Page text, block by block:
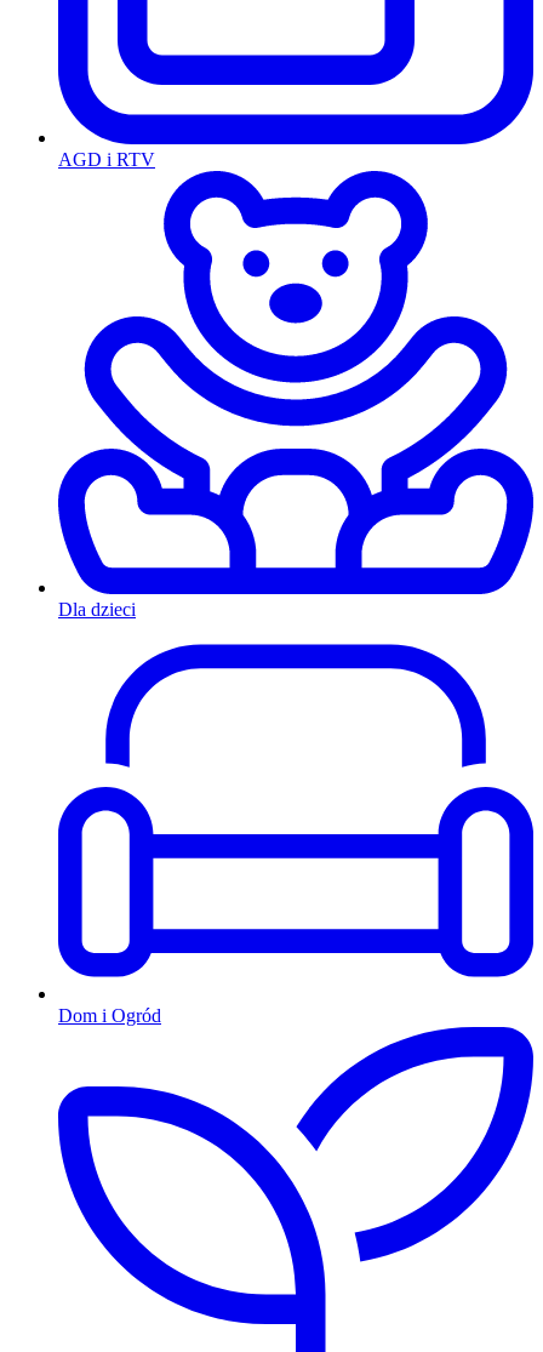
AGD i RTV
Dla dzieci
Dom i Ogród